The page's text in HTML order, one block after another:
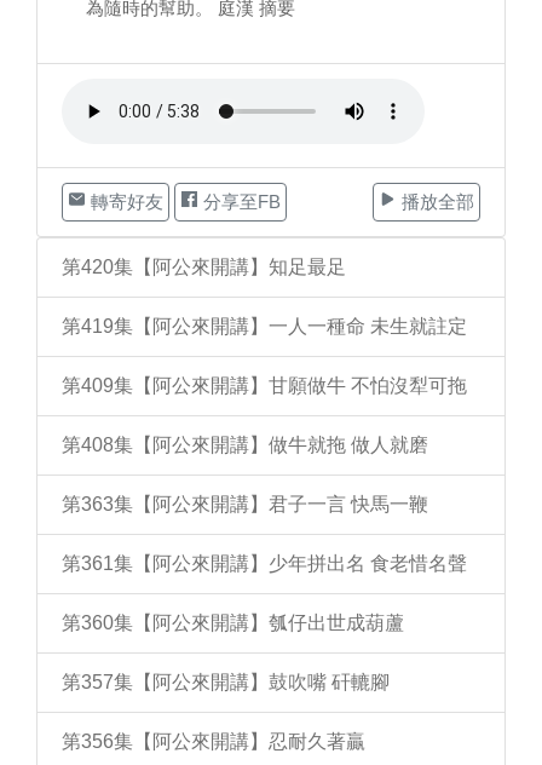
為隨時的幫助。 庭漢 摘要
轉寄好友 分享至FB 播放全部
第420集【阿公來開講】知足最足
第419集【阿公來開講】一人一種命 未生就註定
第409集【阿公來開講】甘願做牛 不怕沒犁可拖
第408集【阿公來開講】做牛就拖 做人就磨
第363集【阿公來開講】君子一言 快馬一鞭
第361集【阿公來開講】少年拼出名 食老惜名聲
第360集【阿公來開講】瓠仔出世成葫蘆
第357集【阿公來開講】鼓吹嘴 矸轆腳
第356集【阿公來開講】忍耐久著贏